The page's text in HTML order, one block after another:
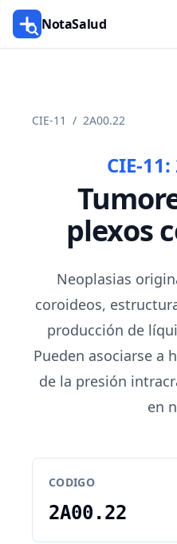
NotaSalud
CIE-11 / 2A00.22
CIE-11:
plexos
Neoplasias
coroideos,
producción de
Pueden asociarse a
de la presión
en
CODIGO
2A00.22